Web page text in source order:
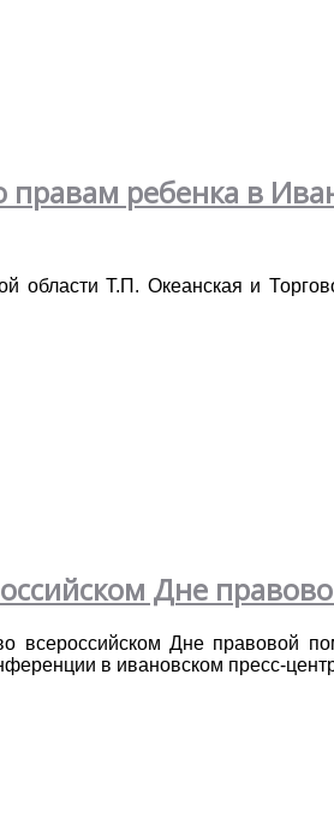
ребенка в
области Т.П. Океанская и
Дне
всероссийском Дне
в ивановском пресс-